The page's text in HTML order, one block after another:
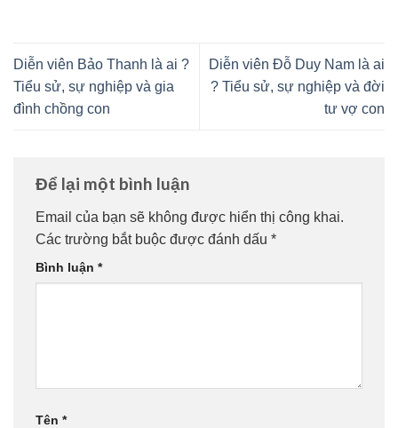
Diễn viên Bảo Thanh là ai ?
Tiểu sử, sự nghiệp và gia
đình chồng con
Diễn viên Đỗ Duy Nam là ai
? Tiểu sử, sự nghiệp và đời
tư vợ con
Để lại một bình luận
Email của bạn sẽ không được hiển thị công khai.
Các trường bắt buộc được đánh dấu *
Bình luận *
Tên *